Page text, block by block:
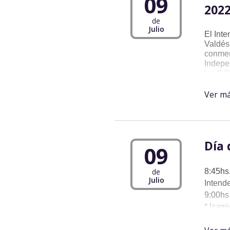
de
Julio
2022
El
las
8:00hs
9:00hs
Ver
09
de
Julio
Día
*